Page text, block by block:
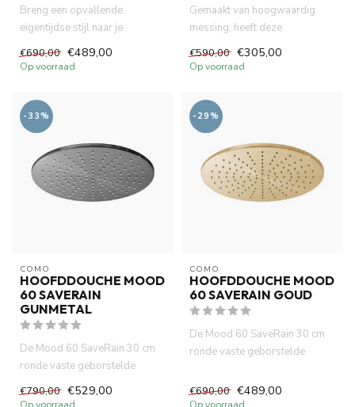
Breng een opvallende
eigentijdse stijl naar je
badkamer met de Mood 60
SaveRain ...
€690,00 €489,00
Op voorraad
Gemaakt van hoogwaardig
messing, heeft deze
douchekop een verchroomd-
afwerking v...
€590,00 €305,00
Op voorraad
-33%
COMO
HOOFDDOUCHE MOOD
60 SAVERAIN
GUNMETAL
De Mood 60 SaveRain 30 cm
ronde vaste geborstelde
gunmetal douchekop met zijn
ch...
€790,00 €529,00
-29%
COMO
HOOFDDOUCHE MOOD
60 SAVERAIN GOUD
De Mood 60 SaveRain 30 cm
ronde vaste geborstelde
chi...
€690,00 €489,00